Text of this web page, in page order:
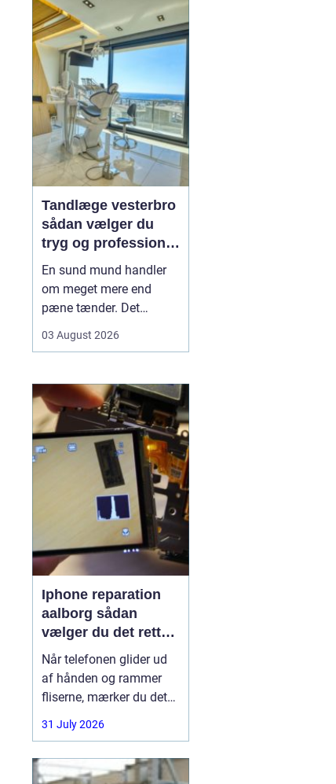
efter en tømrer i
Hvidovre, handler det
derfor ikke kun om pris.
Det handler om kvalitet,
tryghed og gode løsni...
Tandlæge vesterbro
sådan vælger du
tryg og professionel
tandpleje
En sund mund handler
om meget mere end
pæne tænder. Det
hverdag, din selvtillid og
duleder efter tandlæge
vesterbro, møder du
derfor mange
valgmuligheder m...
03 August 2026
Iphone reparation
aalborg sådan
vælger du det rette
værksted
Når telefonen glider ud
af hånden og rammer
fliserne, mærker du det
med det samme.
Skærmen splintrer, lyden
står af midt på dagen.
31 July 2026